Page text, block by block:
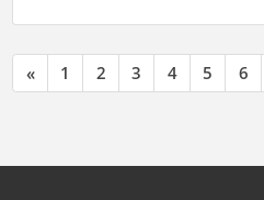
« 1 2 3 4 5 6